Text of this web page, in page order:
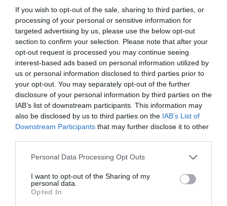
If you wish to opt-out of the sale, sharing to third parties, or
processing of your personal or sensitive information for
targeted advertising by us, please use the below opt-out
section to confirm your selection. Please note that after your
opt-out request is processed you may continue seeing
interest-based ads based on personal information utilized by
us or personal information disclosed to third parties prior to
your opt-out. You may separately opt-out of the further
disclosure of your personal information by third parties on the
IAB’s list of downstream participants. This information may
also be disclosed by us to third parties on the IAB’s List of
Downstream Participants that may further disclose it to other
Personal Data Processing Opt Outs
I want to opt-out of the Sharing of my
personal data.
Opted In
Σχετικά Άρθρα
Σκηνή: Ανακοίνωση
ακρόασης για την
κάλυψη θέσης
μουσικού στα
Βιολοντσέλα
Μουσείο
Θεσσαλονίκης: Στο
φως της
Αυγουστιάτικης
Πανσελήνου